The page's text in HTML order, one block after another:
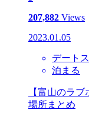
207,882 Views
2023.01.05
デート
泊まる
【富山のラ
場所まとめ